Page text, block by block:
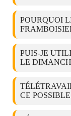
POURQUOI
PUIS-JE
LE
CE